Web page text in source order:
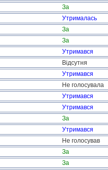
За
Утрималась
За
За
Утримався
Відсутня
Утримався
Не голосувала
Утримався
Утримався
За
Утримався
Не голосував
За
За